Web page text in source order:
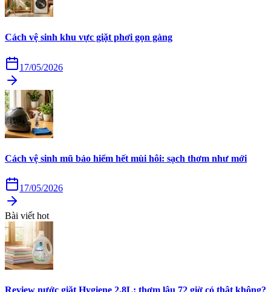
Cách vệ sinh khu vực giặt phơi gọn gàng
17/05/2026
Cách vệ sinh mũ bảo hiểm hết mùi hôi: sạch thơm như mới
17/05/2026
Bài viết hot